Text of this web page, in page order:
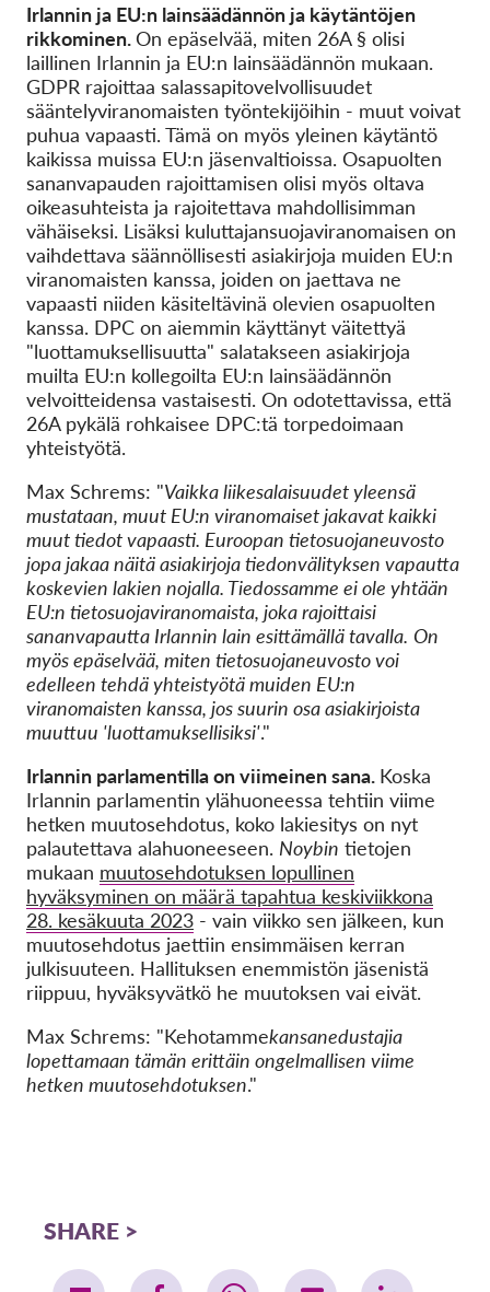
Irlannin ja EU:n lainsäädännön ja käytäntöjen
rikkominen.On epäselvää, miten 26A § olisi
laillinen Irlannin ja EU:n lainsäädännön mukaan.
GDPR rajoittaa salassapitovelvollisuudet
sääntelyviranomaisten työntekijöihin - muut voivat
puhua vapaasti. Tämä on myös yleinen käytäntö
kaikissa muissa EU:n jäsenvaltioissa. Osapuolten
sananvapauden rajoittamisen olisi myös oltava
oikeasuhteista ja rajoitettava mahdollisimman
vähäiseksi. Lisäksi kuluttajansuojaviranomaisen on
vaihdettava säännöllisesti asiakirjoja muiden EU:n
viranomaisten kanssa, joiden on jaettava ne
vapaasti niiden käsiteltävinä olevien osapuolten
kanssa. DPC on aiemmin käyttänyt väitettyä
"luottamuksellisuutta" salatakseen asiakirjoja
muilta EU:n kollegoilta EU:n lainsäädännön
velvoitteidensa vastaisesti. On odotettavissa, että
26A pykälä rohkaisee DPC:tä torpedoimaan
yhteistyötä.
Max Schrems: "Vaikka liikesalaisuudet yleensä
mustataan, muut EU:n viranomaiset jakavat kaikki
muut tiedot vapaasti. Euroopan tietosuojaneuvosto
jopa jakaa näitä asiakirjoja tiedonvälityksen vapautta
koskevien lakien nojalla. Tiedossamme ei ole yhtään
EU:n tietosuojaviranomaista, joka rajoittaisi
sananvapautta Irlannin lain esittämällä tavalla. On
myös epäselvää, miten tietosuojaneuvosto voi
edelleen tehdä yhteistyötä muiden EU:n
viranomaisten kanssa, jos suurin osa asiakirjoista
muuttuu 'luottamuksellisiksi'."
Irlannin parlamentilla on viimeinen sana. Koska
Irlannin parlamentin ylähuoneessa tehtiin viime
hetken muutosehdotus, koko lakiesitys on nyt
palautettava alahuoneeseen. Noybin tietojen
mukaan muutosehdotuksen lopullinen
hyväksyminen on määrä tapahtua keskiviikkona
28. kesäkuuta 2023 - vain viikko sen jälkeen, kun
muutosehdotus jaettiin ensimmäisen kerran
julkisuuteen. Hallituksen enemmistön jäsenistä
riippuu, hyväksyvätkö he muutoksen vai eivät.
Max Schrems: "Kehotammekansanedustajia
lopettamaan tämän erittäin ongelmallisen viime
hetken muutosehdotuksen."
SHARE